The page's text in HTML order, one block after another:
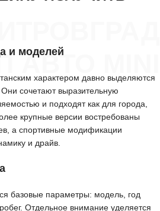
MINI
и моделей
характером давно выделяются
сочетают выразительную
и подходят как для города,
крупные версии востребованы
а спортивные модификации
и драйв.
базовые параметры: модель, год
Отдельное внимание уделяется